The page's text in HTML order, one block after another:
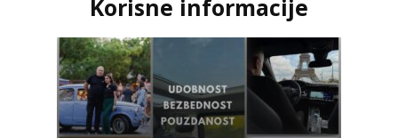
Korisne informacije